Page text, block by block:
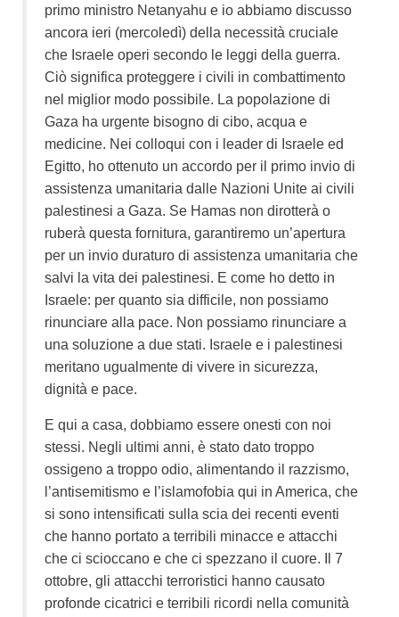
primo ministro Netanyahu e io abbiamo discusso
ancora ieri (mercoledì) della necessità cruciale
che Israele operi secondo le leggi della guerra.
Ciò significa proteggere i civili in combattimento
nel miglior modo possibile. La popolazione di
Gaza ha urgente bisogno di cibo, acqua e
medicine. Nei colloqui con i leader di Israele ed
Egitto, ho ottenuto un accordo per il primo invio di
assistenza umanitaria dalle Nazioni Unite ai civili
palestinesi a Gaza. Se Hamas non dirotterà o
ruberà questa fornitura, garantiremo un’apertura
per un invio duraturo di assistenza umanitaria che
salvi la vita dei palestinesi. E come ho detto in
Israele: per quanto sia difficile, non possiamo
rinunciare alla pace. Non possiamo rinunciare a
una soluzione a due stati. Israele e i palestinesi
meritano ugualmente di vivere in sicurezza,
dignità e pace.
E qui a casa, dobbiamo essere onesti con noi
stessi. Negli ultimi anni, è stato dato troppo
ossigeno a troppo odio, alimentando il razzismo,
l’antisemitismo e l’islamofobia qui in America, che
si sono intensificati sulla scia dei recenti eventi
che hanno portato a terribili minacce e attacchi
che ci scioccano e che ci spezzano il cuore. Il 7
ottobre, gli attacchi terroristici hanno causato
profonde cicatrici e terribili ricordi nella comunità